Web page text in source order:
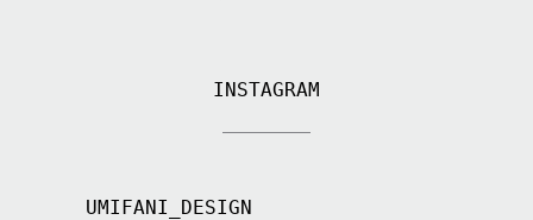
INSTAGRAM
UMIFANI_DESIGN